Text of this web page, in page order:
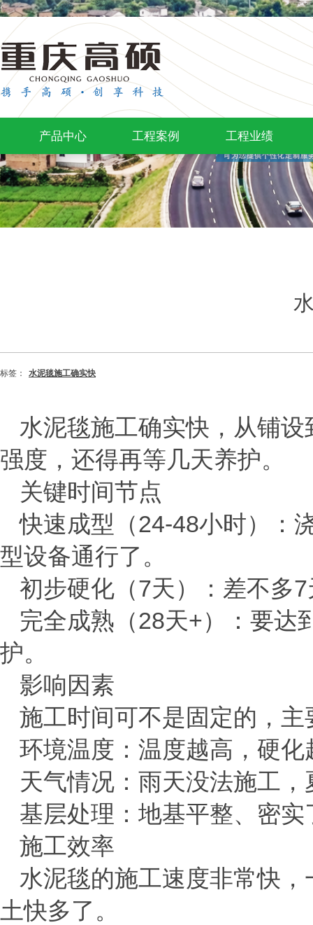
产品中心 工程案例 工程业绩
标签： 水泥毯施工确实快
水泥毯施工确实快，从铺
强度，还得再等几天养护。
关键时间节点
快速成型（24-48小时）‌：
型设备通行了。
初步硬化（7天）‌：差不多7
完全成熟（28天+）‌：要达
护。
影响因素
施工时间可不是固定的，主
环境温度 ：温度越高，硬
天气情况 ：雨天没法施工
基层处理 ：地基平整、密
施工效率
水泥毯的施工速度非常快
土快多了。